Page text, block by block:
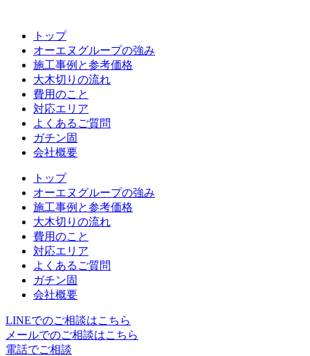
トップ
オーエヌグループの強み
施工事例と参考価格
大木切りの流れ
費用のこと
対応エリア
よくあるご質問
ガチン固
会社概要
トップ
オーエヌグループの強み
施工事例と参考価格
大木切りの流れ
費用のこと
対応エリア
よくあるご質問
ガチン固
会社概要
LINEでのご相談はこちら
メールでのご相談はこちら
電話でご相談